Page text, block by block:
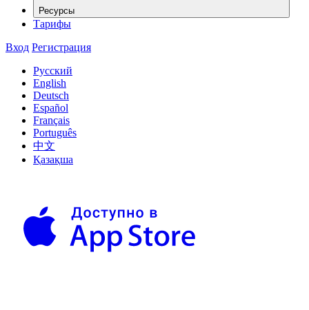
Ресурсы
Тарифы
Вход Регистрация
Русский
English
Deutsch
Español
Français
Português
中文
Қазақша